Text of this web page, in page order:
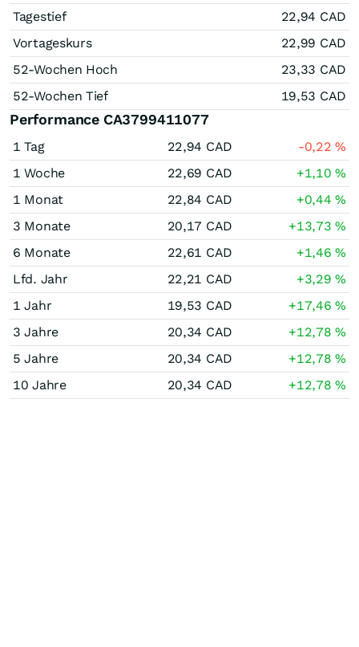
Tagestief
22,94 CAD
Vortageskurs
22,99 CAD
52-Wochen Hoch
23,33 CAD
52-Wochen Tief
19,53 CAD
Performance CA3799411077
1 Tag 22,94 CAD -0,22%
1 Woche
22,69 CAD +1,10%
1 Monat
22,84 CAD +0,44%
3 Monate
20,17 CAD +13,73%
6 Monate
22,61 CAD +1,46%
Lfd. Jahr
22,21 CAD +3,29%
1 Jahr
19,53 CAD +17,46%
3 Jahre
20,34 CAD +12,78%
5 Jahre
20,34 CAD +12,78%
10 Jahre
20,34 CAD +12,78%